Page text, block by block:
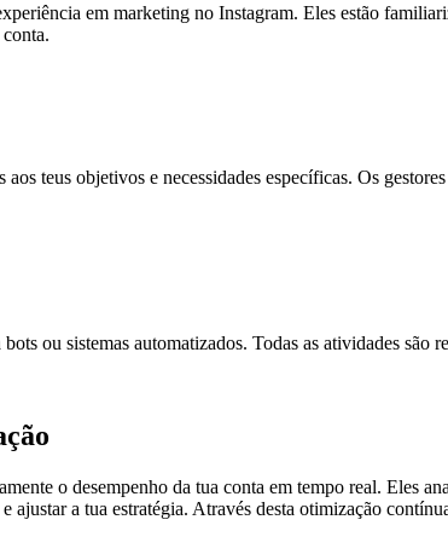
em marketing no Instagram. Eles estão
teus objetivos e necessidades específicas. Os
ou sistemas automatizados. Todas as atividades
o desempenho da tua conta em tempo real. Eles
ajustar a tua estratégia. Através desta otimização